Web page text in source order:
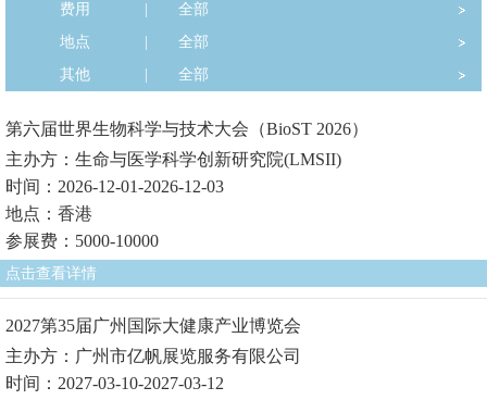
费用
全部
地点
全部
其他
全部
第六届世界生物科学与技术大会（BioST 2026）
主办方：生命与医学科学创新研究院(LMSII)
时间：2026-12-01-2026-12-03
地点：香港
参展费：5000-10000
点击查看详情
2027第35届广州国际大健康产业博览会
主办方：广州市亿帆展览服务有限公司
时间：2027-03-10-2027-03-12